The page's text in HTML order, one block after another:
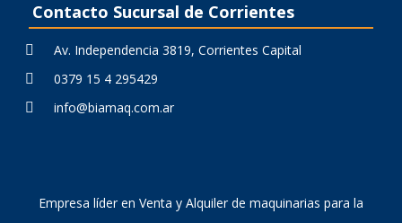
Contacto Sucursal de Corrientes
Av. Independencia 3819, Corrientes Capital
0379 15 4 295429
info@biamaq.com.ar
Empresa líder en Venta y Alquiler de maquinarias para la